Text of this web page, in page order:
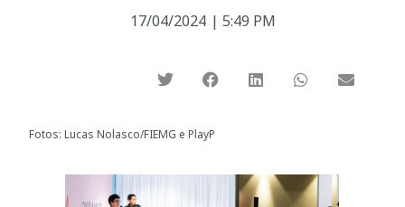
17/04/2024 | 5:49 PM
Fotos: Lucas Nolasco/FIEMG e PlayP